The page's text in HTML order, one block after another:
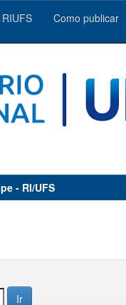
Como publicar
- RI/UFS